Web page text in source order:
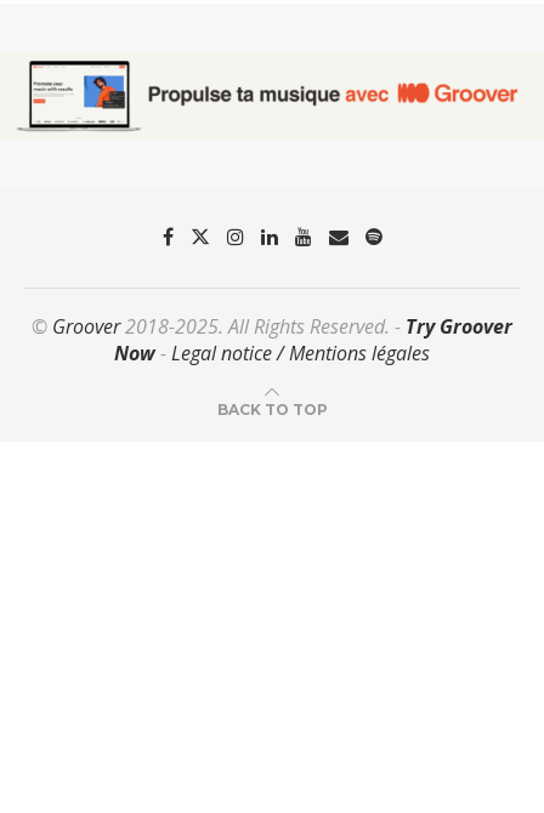
© Groover2018-2025. All Rights Reserved. - Try Groover
Now-Legal notice / Mentions légales
BACK TO TOP